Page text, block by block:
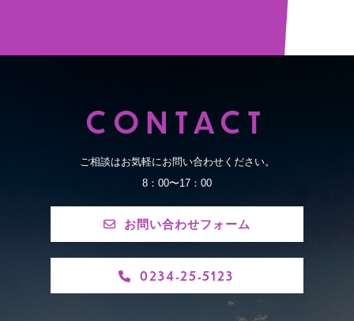
CONTACT
ご相談はお気軽にお問い合わせください。
8：00〜17：00
お問い合わせフォーム
0234-25-5123